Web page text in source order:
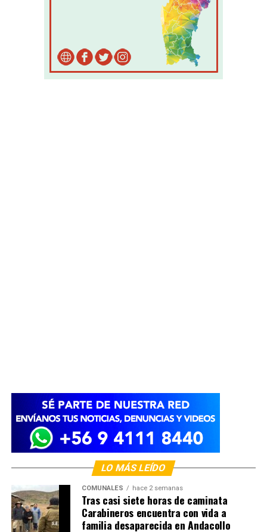
LO MÁS LEÍDO
COMUNALES hace 2 semanas
Tras casi siete horas de caminata
Carabineros encuentra con vida a
familia desaparecida en Andacollo